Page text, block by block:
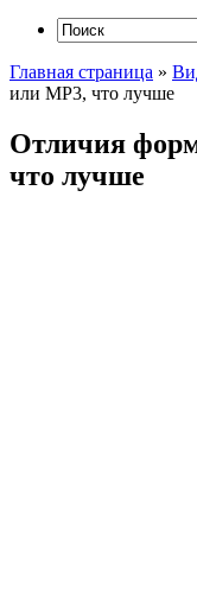
Главная страница »
или MP3, что лучше
Отличия
что лучше